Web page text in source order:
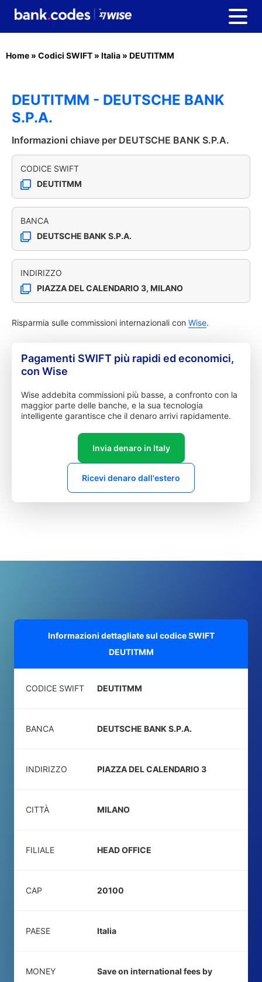
Home » Codici SWIFT » Italia » DEUTITMM
DEUTITMM - DEUTSCHE BANK
S.P.A.
Informazioni chiave per DEUTSCHE BANK S.P.A.
CODICE SWIFT
DEUTITMM
BANCA
DEUTSCHE BANK S.P.A.
INDIRIZZO
PIAZZA DEL CALENDARIO 3, MILANO
Risparmia sulle commissioni internazionali con Wise.
Pagamenti SWIFT più rapidi ed economici,
con Wise
Wise addebita commissioni più basse, a confronto con la
maggior parte delle banche, e la sua tecnologia
intelligente garantisce che il denaro arrivi rapidamente.
Invia denaro in Italy
Ricevi denaro dall'estero
Informazioni dettagliate sul codice SWIFT
DEUTITMM
CODICE SWIFT DEUTITMM
BANCA DEUTSCHE BANK S.P.A.
INDIRIZZO PIAZZA DEL CALENDARIO 3
CITTÀ MILANO
FILIALE HEAD OFFICE
CAP 20100
PAESE Italia
MONEY
Save on international fees by